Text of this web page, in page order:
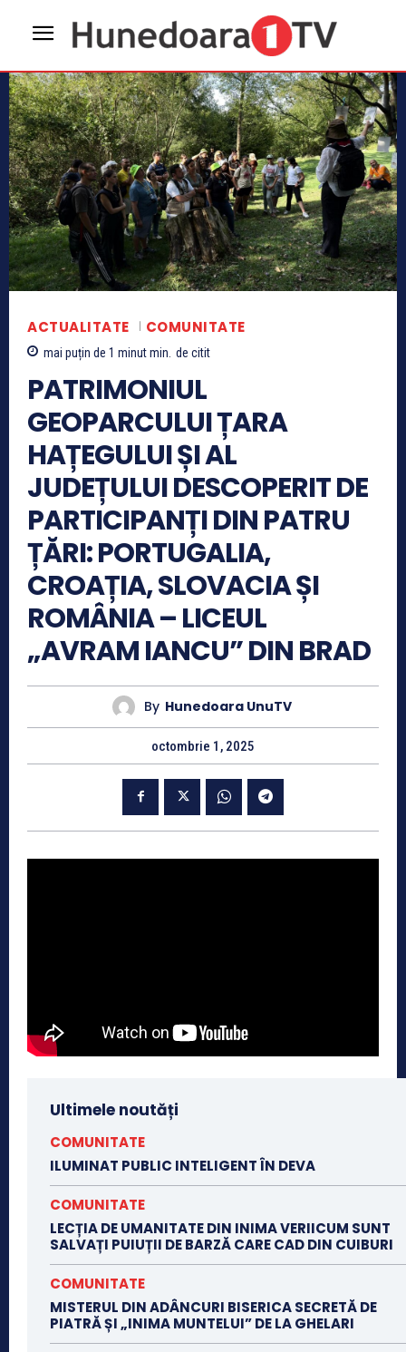
ACTUALITATE COMUNITATE
mai puțin de 1 minutmin. de citit
PATRIMONIUL
GEOPARCULUI ȚARA
HAȚEGULUI ȘI AL
JUDEȚULUI DESCOPERIT DE
PARTICIPANȚI DIN PATRU
ȚĂRI: PORTUGALIA,
CROAȚIA, SLOVACIA ȘI
ROMÂNIA – LICEUL
„AVRAM IANCU” DIN BRAD
By Hunedoara UnuTV
octombrie 1, 2025
Ultimele noutăți
COMUNITATE
ILUMINAT PUBLIC INTELIGENT ÎN DEVA
COMUNITATE
LECȚIA DE UMANITATE DIN INIMA VERIICUM SUNT
SALVAȚI PUIUȚII DE BARZĂ CARE CAD DIN CUIBURI
COMUNITATE
MISTERUL DIN ADÂNCURI BISERICA SECRETĂ DE
PIATRĂ ȘI „INIMA MUNTELUI” DE LA GHELARI